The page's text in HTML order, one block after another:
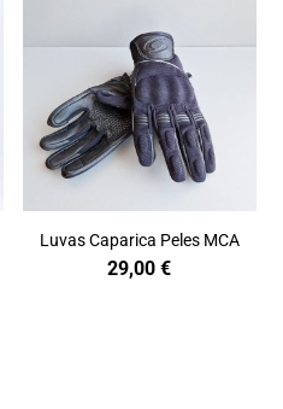
Luvas Caparica Peles MCA
29,00€